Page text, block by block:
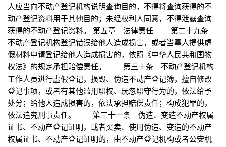
人应当向不动产登记机构说明查询目的，不得将查询获得的不
动产登记资料用于其他目的；未经权利人同意，不得泄露查询
获得的不动产登记资料。 第五章 法律责任 第二十九条
不动产登记机构登记错误给他人造成损害，或者当事人提供虚
假材料申请登记给他人造成损害的，依照《中华人民共和国物
权法》的规定承担赔偿责任。 第三十条 不动产登记机构
工作人员进行虚假登记，损毁、伪造不动产登记簿，擅自修改
登记事项，或者有其他滥用职权、玩忽职守行为的，依法给予
处分；给他人造成损害的，依法承担赔偿责任；构成犯罪的，
依法追究刑事责任。 第三十一条 伪造、变造不动产权属
证书、不动产登记证明，或者买卖、使用伪造、变造的不动产
权属证书、不动产登记证明的，由不动产登记机构或者公安机